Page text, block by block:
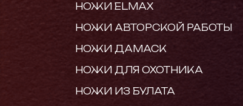
НОЖИ ELMAX
НОЖИ АВТОРСКОЙ РАБОТЫ
НОЖИ ДАМАСК
НОЖИ ДЛЯ ОХОТНИКА
НОЖИ ИЗ БУЛАТА